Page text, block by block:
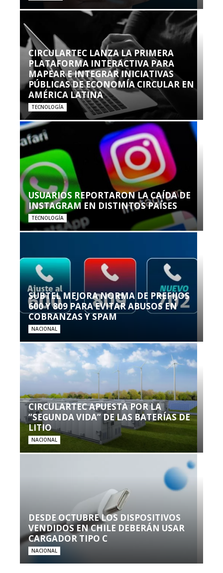
CIRCULARTEC LANZA LA PRIMERA
PLATAFORMA INTERACTIVA PARA
MAPEAR E INTEGRAR INICIATIVAS
PÚBLICAS DE ECONOMÍA CIRCULAR EN
AMÉRICA LATINA
TECNOLOGÍA
USUARIOS REPORTARON LA CAÍDA DE
INSTAGRAM EN DISTINTOS PAÍSES
TECNOLOGÍA
SUBTEL MEJORA NORMA DE PREFIJOS
600 Y 809 PARA EVITAR ABUSOS EN
COBRANZAS Y SPAM
NACIONAL
CIRCULARTEC APUESTA POR LA
“SEGUNDA VIDA” DE LAS BATERÍAS DE
LITIO
NACIONAL
DESDE OCTUBRE LOS DISPOSITIVOS
VENDIDOS EN CHILE DEBERÁN USAR
CARGADOR TIPO C
NACIONAL